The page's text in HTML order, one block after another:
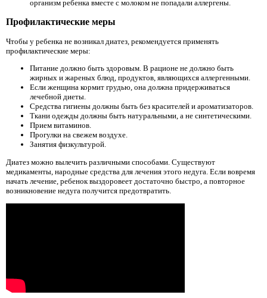
организм ребенка вместе с молоком не попадали аллергены.
Профилактические меры
Чтобы у ребенка не возникал диатез, рекомендуется применять
профилактические меры:
Питание должно быть здоровым. В рационе не должно быть
жирных и жареных блюд, продуктов, являющихся аллергенными.
Если женщина кормит грудью, она должна придерживаться
лечебной диеты.
Средства гигиены должны быть без красителей и ароматизаторов.
Ткани одежды должны быть натуральными, а не синтетическими.
Прием витаминов.
Прогулки на свежем воздухе.
Занятия физкультурой.
Диатез можно вылечить различными способами. Существуют
медикаменты, народные средства для лечения этого недуга. Если вовремя
начать лечение, ребенок выздоровеет достаточно быстро, а повторное
возникновение недуга получится предотвратить.